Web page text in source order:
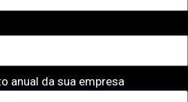
anual da sua empresa